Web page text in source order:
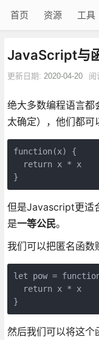
首页 资源 工具
JavaScript与
更新日期: 2020-04-20 阅
绝大多数编程语言都
太确定），他们都可
function(x) {
  return x * x
但是Javascript更适
是一等公民。
我们可以把匿名函数
let pow =
  return x * x
然后我们可以将这个